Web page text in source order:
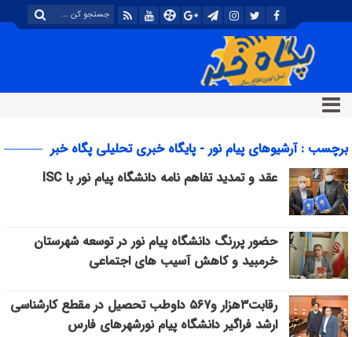
برچسب : آرشیوهای پیام نور - پایگاه خبری تحلیلی پگاه خبر
عقد و تمدید تفاھم نامه دانشگاه پیام نور با ISC
حضور پررنگ دانشگاه پیام نور در توسعه شهرستان
خرمبید و کاهش آسیب های اجتماعی
رقابت۳هزار و۵۶۷ داوطب تحصیل در مقطع کارشناسی
ارشد فراگیر دانشگاه پیام نورشهرهای فارس